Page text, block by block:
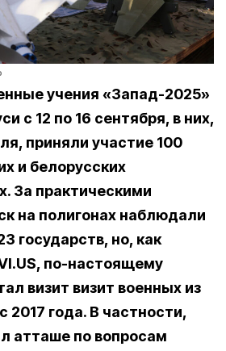
учения «Запад-2025»
с 12 по 16 сентября, в них,
приняли участие 100
и белорусских
За практическими
на полигонах наблюдали
государств, но, как
по-настоящему
визит визит военных из
года. В частности,
атташе по вопросам